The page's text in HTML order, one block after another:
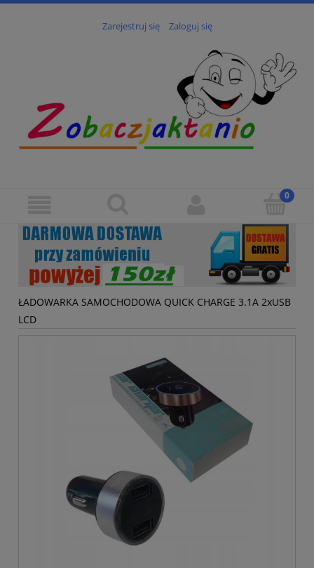
Zarejestruj się Zaloguj się
ŁADOWARKA SAMOCHODOWA QUICK CHARGE 3.1A 2xUSB
LCD